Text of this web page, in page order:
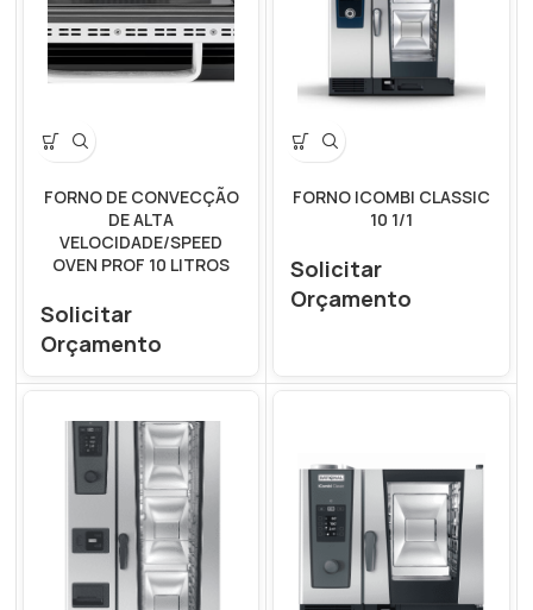
FORNO DE CONVECÇÃO
DE ALTA
VELOCIDADE/SPEED
OVEN PROF 10 LITROS
Solicitar
Orçamento
FORNO ICOMBI CLASSIC
10 1/1
Solicitar
Orçamento